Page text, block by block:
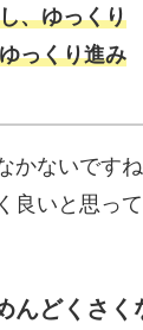
、ゆっくり
っくり進み
かないですね
良いと思って
んどくさく